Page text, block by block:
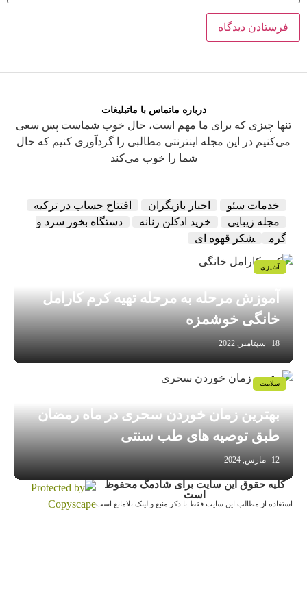
درباره ماتماس با ماتبلیغات
تنها چیزی که برای ما مهم است، حال خوب شماست پس سعی
می‌کنیم در این مجله اینترنتی مطالبی را گردآوری کنیم که حال
شما را خوب می‌کند
خدمات سئو اخبار بازیگران
افتتاح حساب در ترکیه
مجله زیبایی
خرید ادکلن زنانه
دستگاه بخور سرد و
گرم
شکر قهوه ای
آموزش مرحله به مرحله تهیه کرم کارامل
خانگی خوشمزه
18 سپتامبر, 2022
آشپزی
بهترین زمان خوردن سحری در ماه رمضان
طبق توصیه های طب سنتی
12 مارس, 2024
سلامت
کلیه حقوق این سایت برای شادمگ محفوظ
است
استفاده از مطالب این سایت فقط با ذکر منبع و لینک بلامانع است